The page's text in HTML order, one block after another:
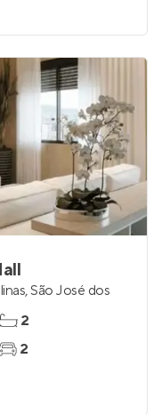
,São José dos
2
2